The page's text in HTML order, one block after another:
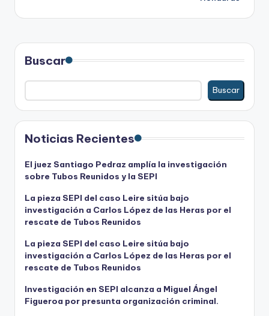
Buscar
Buscar
Noticias Recientes
El juez Santiago Pedraz amplía la investigación
sobre Tubos Reunidos y la SEPI
La pieza SEPI del caso Leire sitúa bajo
investigación a Carlos López de las Heras por el
rescate de Tubos Reunidos
La pieza SEPI del caso Leire sitúa bajo
investigación a Carlos López de las Heras por el
rescate de Tubos Reunidos
Investigación en SEPI alcanza a Miguel Ángel
Figueroa por presunta organización criminal.